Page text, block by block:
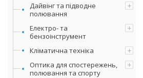
Дайвінг та підводне
полювання
Електро- та
бензоінструмент
Кліматична техніка
Оптика для спостережень,
полювання та спорту